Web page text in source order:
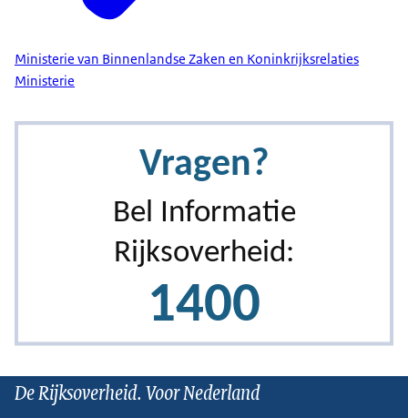
Ministerie van Binnenlandse Zaken en Koninkrijksrelaties
Ministerie
De Rijksoverheid. Voor Nederland